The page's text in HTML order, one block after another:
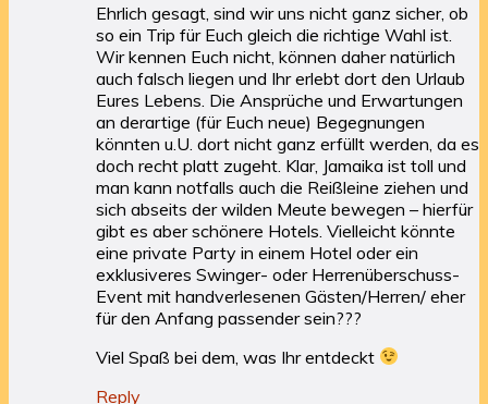
Ehrlich gesagt, sind wir uns nicht ganz sicher, ob
so ein Trip für Euch gleich die richtige Wahl ist.
Wir kennen Euch nicht, können daher natürlich
auch falsch liegen und Ihr erlebt dort den Urlaub
Eures Lebens. Die Ansprüche und Erwartungen
an derartige (für Euch neue) Begegnungen
könnten u.U. dort nicht ganz erfüllt werden, da es
doch recht platt zugeht. Klar, Jamaika ist toll und
man kann notfalls auch die Reißleine ziehen und
sich abseits der wilden Meute bewegen – hierfür
gibt es aber schönere Hotels. Vielleicht könnte
eine private Party in einem Hotel oder ein
exklusiveres Swinger- oder Herrenüberschuss-
Event mit handverlesenen Gästen/Herren/ eher
für den Anfang passender sein???
Viel Spaß bei dem, was Ihr entdeckt
Reply